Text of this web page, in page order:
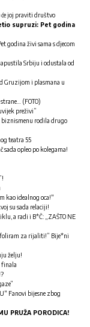
će joj praviti društvo
supruzi: Pet godina
godina živi sama s djecom
Srbiju i odustala od
Gruzijom i plasmana u
(FOTO)
preživi”
biznismenu rodila drugo
teatra 55
sada opleo po kolegama!
kao idealnog oca!“
su sada relaciji!
a radi i B*Č: „ZAŠTO NE
foliram za rijaliti!” Bije*ni
želju!
finala
Fanovi bijesne zbog
PRUŽA PORODICA!